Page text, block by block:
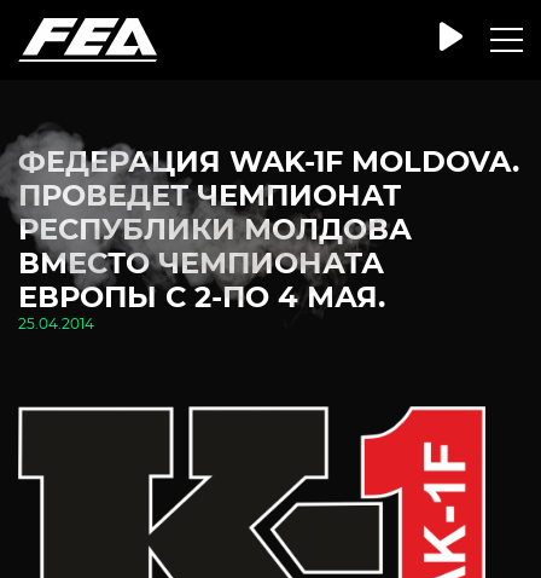
ФЕДЕРАЦИЯ WAK-1F MOLDOVA.
ПРОВЕДЕТ ЧЕМПИОНАТ
РЕСПУБЛИКИ МОЛДОВА
ВМЕСТО ЧЕМПИОНАТА
ЕВРОПЫ С 2-ПО 4 МАЯ.
25.04.2014